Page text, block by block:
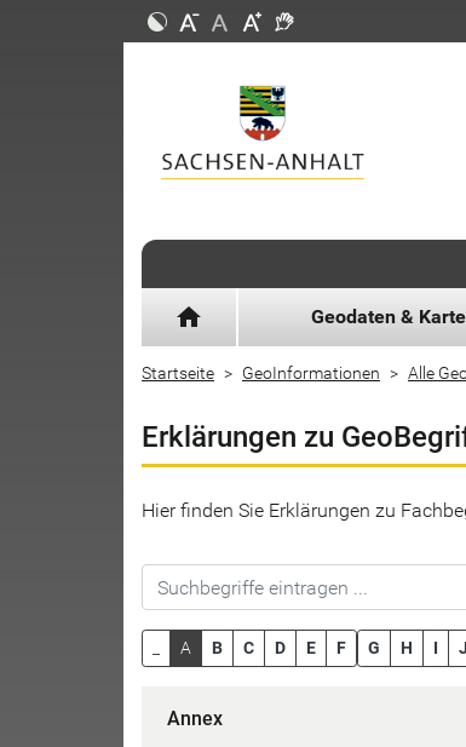
home Geodaten &
Startseite GeoInformationen Alle
Erklärungen zu
Hier finden Sie Erklärungen zu
A B C D E F G H I J
Annex